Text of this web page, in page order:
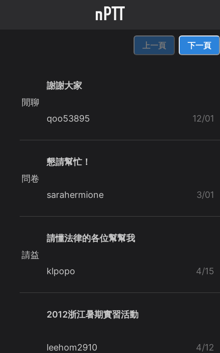
上一頁 下一頁
閒聊
謝謝大家
qoo53895 12/01
問卷
懇請幫忙！
sarahermione 3/01
請益
請懂法律的各位幫幫我
klpopo 4/15
2012浙江暑期實習活動
leehom2910 4/12